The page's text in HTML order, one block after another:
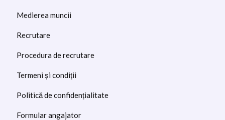
Medierea muncii
Recrutare
Procedura de recrutare
Termeni și condiții
Politică de confidențialitate
Formular angajator